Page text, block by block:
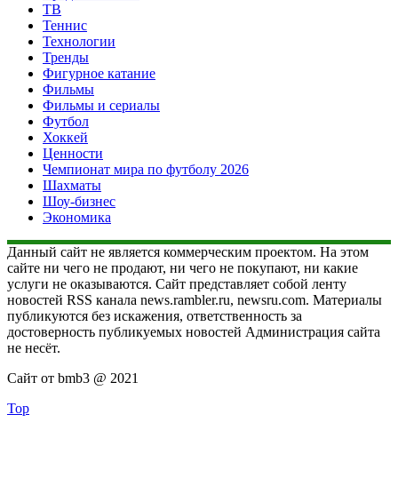
ТВ
Теннис
Технологии
Тренды
Фигурное катание
Фильмы
Фильмы и сериалы
Футбол
Хоккей
Ценности
Чемпионат мира по футболу 2026
Шахматы
Шоу-бизнес
Экономика
Данный сайт не является коммерческим проектом. На этом
сайте ни чего не продают, ни чего не покупают, ни какие
услуги не оказываются. Сайт представляет собой ленту
новостей RSS канала news.rambler.ru, newsru.com. Материалы
публикуются без искажения, ответственность за
достоверность публикуемых новостей Администрация сайта
не несёт.
Сайт от bmb3 @ 2021
Top